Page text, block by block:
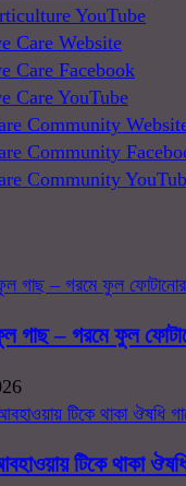
YouTube
Care Website
Care Facebook
Care YouTube
Community
Community
Community
গাছ – গরমে ফুল
টিকে থাকা